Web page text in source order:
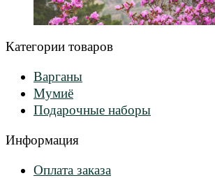
Категории товаров
Варганы
Мумиё
Подарочные наборы
Информация
Оплата заказа